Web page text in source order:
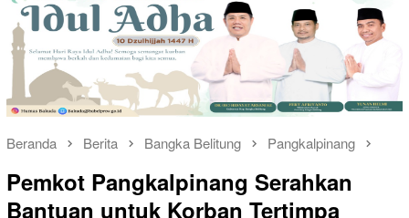
Beranda Berita Bangka Belitung Pangkalpinang
Pemkot Pangkalpinang Serahkan
Bantuan untuk Korban Tertimpa